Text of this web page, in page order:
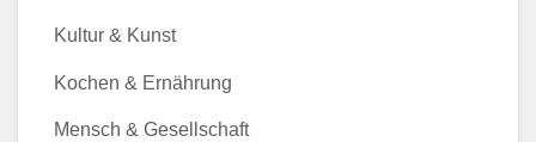
Kultur & Kunst
Kochen & Ernährung
Mensch & Gesellschaft